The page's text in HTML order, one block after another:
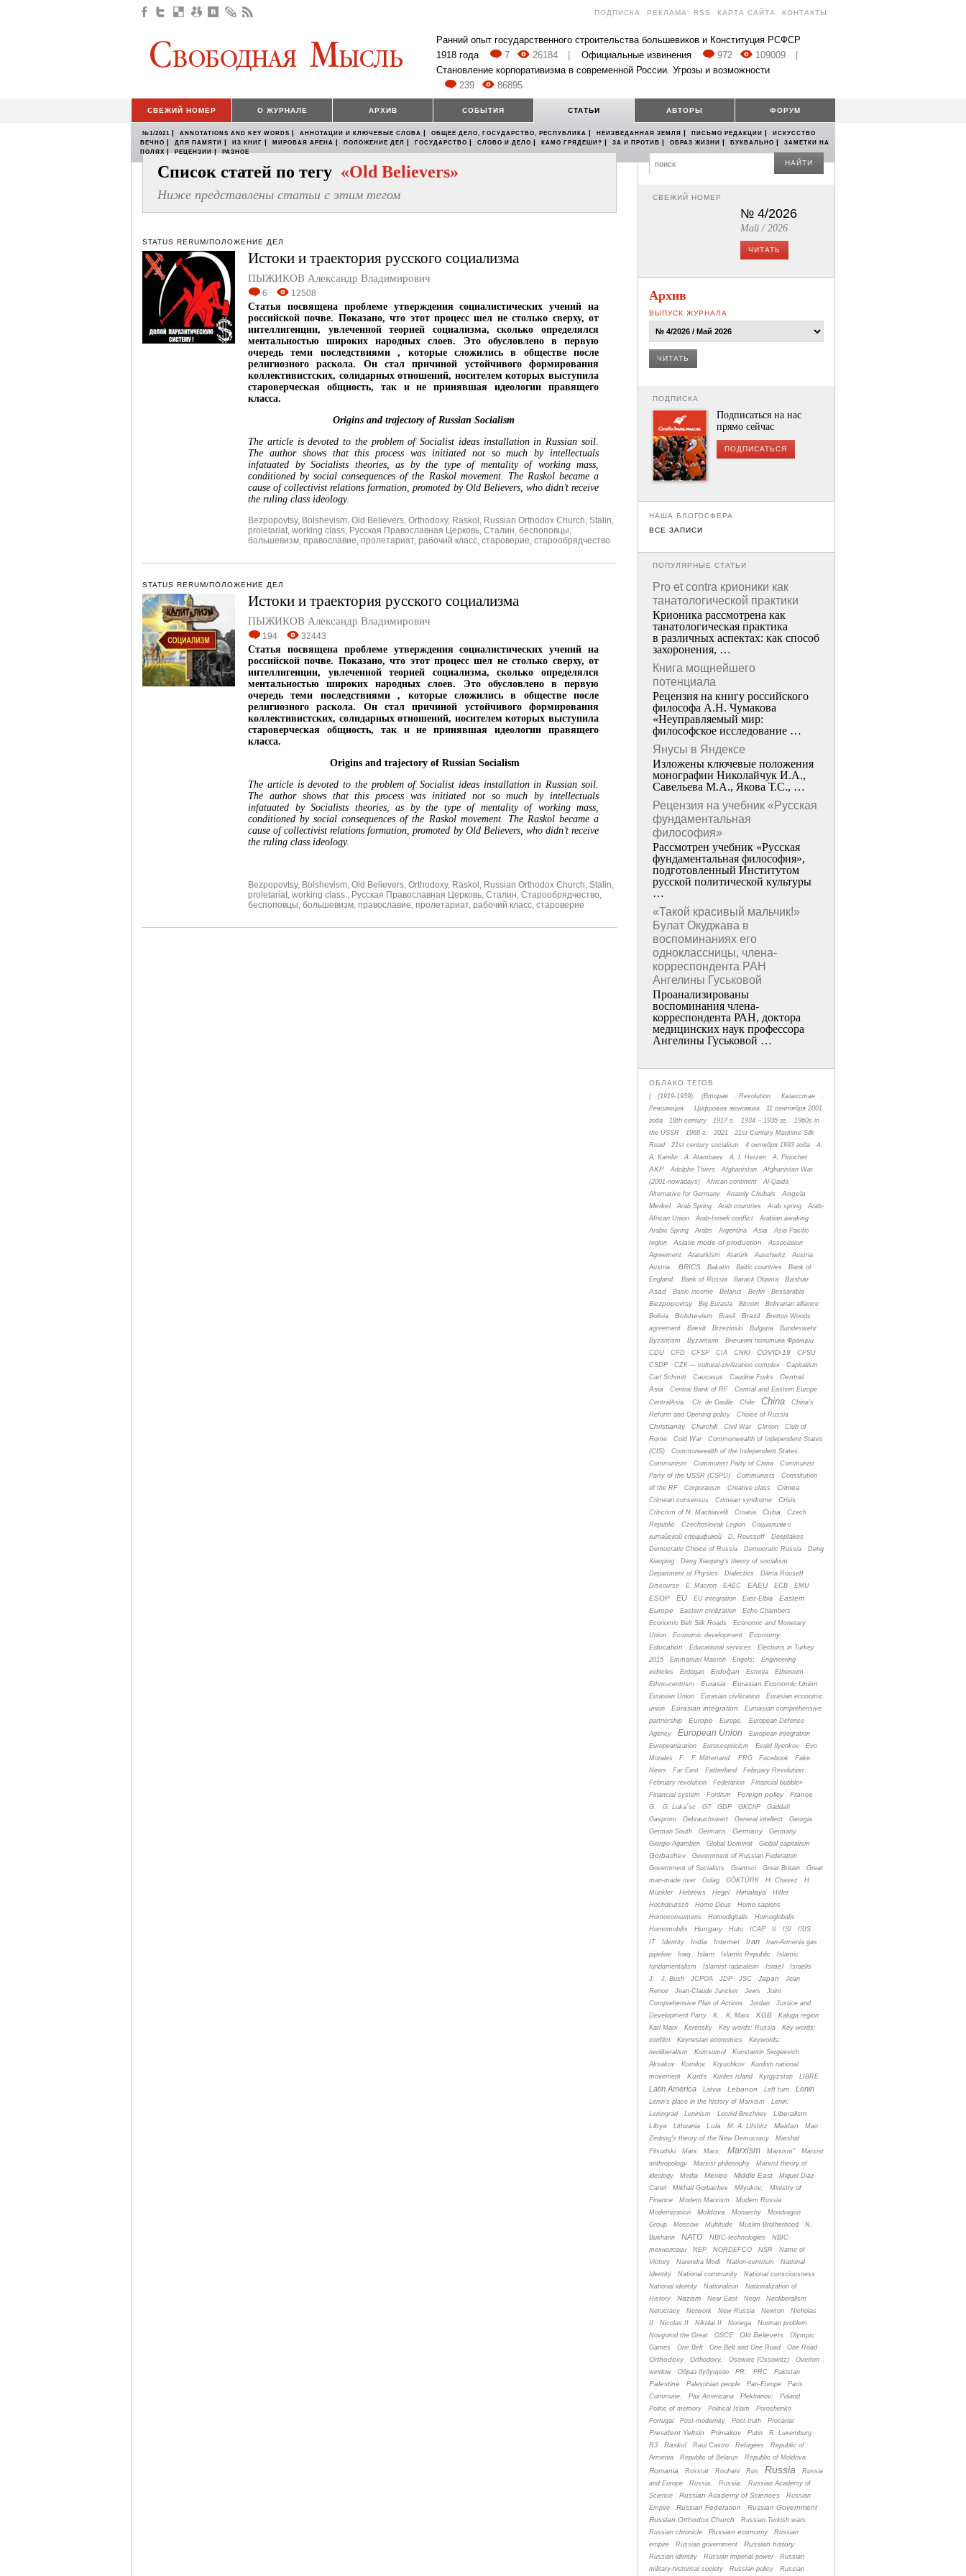
ПОДПИСКА РЕКЛАМА RSS КАРТА САЙТА КОНТАКТЫ
Ранний опыт государственного строительства большевиков и Конституция РСФСР
1918 года
7 26184 Официальные извинения 972 109009
Становление корпоративизма в современной России. Угрозы и возможности
239
86895
СВЕЖИЙ НОМЕР О ЖУРНАЛЕ АРХИВ СОБЫТИЯ СТАТЬИ АВТОРЫ ФОРУМ
№1/2021 | ANNOTATIONS AND KEY WORDS | АННОТАЦИИ И КЛЮЧЕВЫЕ СЛОВА | ОБЩЕЕ ДЕЛО, ГОСУДАРСТВО, РЕСПУБЛИКА | НЕИЗВЕДАННАЯ ЗЕМЛЯ | ПИСЬМО РЕДАКЦИИ |
ИСКУССТВО
ВЕЧНО | ДЛЯ ПАМЯТИ | ИЗ КНИГ | МИРОВАЯ АРЕНА | ПОЛОЖЕНИЕ ДЕЛ | ГОСУДАРСТВО | СЛОВО И ДЕЛО | КАМО ГРЯДЕШИ? | ЗА И ПРОТИВ | ОБРАЗ ЖИЗНИ | БУКВАЛЬНО |
ЗАМЕТКИ НА
ПОЛЯХ | РЕЦЕНЗИИ | РАЗНОЕ
Список статей по тегу «Old Believers»
Ниже представлены статьи с этим тегом
STATUS RERUM/ПОЛОЖЕНИЕ ДЕЛ
Истоки и траектория русского социализма
ПЫЖИКОВ Александр Владимирович
6 12508
Статья посвящена проблеме утверждения социалистических учений на
российской почве. Показано, что этот процесс шел не столько сверху, от
интеллигенции, увлеченной теорией социализма, сколько определялся
ментальностью широких народных слоев. Это обусловлено в первую
очередь теми последствиями , которые сложились в обществе после
религиозного раскола. Он стал причиной устойчивого формирования
коллективистских, солидарных отношений, носителем которых выступила
староверческая общность, так и не принявшая идеологии правящего
класса.
Origins and trajectory of Russian Socialism
The article is devoted to the problem of Socialist ideas installation in Russian soil.
The author shows that this process was initiated not so much by intellectuals
infatuated by Socialists theories, as by the type of mentality of working mass,
conditioned by social consequences of the Raskol movement. The Raskol became a
cause of collectivist relations formation, promoted by Old Believers, who didn’t receive
the ruling class ideology.
Bezpopovtsy, Bolshevism, Old Believers, Orthodoxy, Raskol , Russian Orthodox Church, Stalin,
proletariat, working class, Русская Православная Церковь, Сталин, беспоповцы,
большевизм, православие, пролетариат, рабочий класс, староверие, старообрядчество
STATUS RERUM/ПОЛОЖЕНИЕ ДЕЛ
Истоки и траектория русского социализма
ПЫЖИКОВ Александр Владимирович
194 32443
Статья посвящена проблеме утверждения социалистических учений на
российской почве. Показано, что этот процесс шел не столько сверху, от
интеллигенции, увлеченной теорией социализма, сколько определялся
ментальностью широких народных слоев. Это обусловлено в первую
очередь теми последствиями , которые сложились в обществе после
религиозного раскола. Он стал причиной устойчивого формирования
коллективистских, солидарных отношений, носителем которых выступила
староверческая общность, так и не принявшая идеологии правящего
класса.
Origins and trajectory of Russian Socialism
The article is devoted to the problem of Socialist ideas installation in Russian soil.
The author shows that this process was initiated not so much by intellectuals
infatuated by Socialists theories, as by the type of mentality of working mass,
conditioned by social consequences of the Raskol movement. The Raskol became a
cause of collectivist relations formation, promoted by Old Believers, who didn’t receive
the ruling class ideology.
Bezpopovtsy, Bolshevism, Old Believers, Orthodoxy, Raskol , Russian Orthodox Church, Stalin,
proletariat, working class., Русская Православная Церковь, Сталин, Старообрядчество,
беспоповцы, большевизм, православие, пролетариат, рабочий класс, староверие
НАЙТИ
СВЕЖИЙ НОМЕР
№ 4/2026
Май / 2026
ЧИТАТЬ
Архив
ВЫПУСК ЖУРНАЛА
ЧИТАТЬ
ПОДПИСКА
Подписаться на нас
прямо сейчас
ПОДПИСАТЬСЯ
НАША БЛОГОСФЕРА
ВСЕ ЗАПИСИ
ПОПУЛЯРНЫЕ СТАТЬИ
Pro et contra крионики как
танатологической практики
Крионика рассмотрена как
танатологическая практика
в различных аспектах: как способ
захоронения, …
Книга мощнейшего
потенциала
Рецензия на книгу российского
философа А.Н. Чумакова
«Неуправляемый мир:
философское исследование …
Янусы в Яндексе
Изложены ключевые положения
монографии Николайчук И.А.,
Савельева М.А., Якова Т.С., …
Рецензия на учебник «Русская
фундаментальная
философия»
Рассмотрен учебник «Русская
фундаментальная философия»,
подготовленный Институтом
русской политической культуры
…
«Такой красивый мальчик!»
Булат Окуджава в
воспоминаниях его
одноклассницы, члена-
корреспондента РАН
Ангелины Гуськовой
Проанализированы
воспоминания члена­
корреспондента РАН, доктора
медицинских наук профессора
Ангелины Гуськовой …
ОБЛАКО ТЕГОВ
( (1919-1939); (Вторая . Revolution . Казахстан
.
Революция
. Цифровая экономика
11 сентября 2001
года
18th century 1917 г. 1934 – 1935 гг.
1960s in
the USSR
1968 г. 2021
21st Century Maritime Silk
Road
21st century socialism 4 октября 1993 года
A.
A. Karelin
A. Atambaev A. I. Herzen A. Pinochet
AKP Adolphe Thiers Afghanistan
Afghanistan War
(2001-nowadays)
African continent
Al-Qaida
Alternative for Germany
Anatoly Chubais
Angela
Merkel
Arab Spring Arab countries Arab spring
Arab-
African Union
Arab-Israeli conflict
Arabian awaking
Arabic Spring
Arabs Argentina Asia
Asia Pacific
region
Asiatic mode of production
Association
Agreement
Ataturkism Atatürk Auschwitz
Austria
Austria.
BRICS Bakatin Baltic countries
Bank of
England.
Bank of Russia Barack Obama
Bashar
Asad
Basic income Belarus Berlin Bessarabia
Bezpopovtsy Big Eurasia Bitcoin
Bolivarian alliance
Bolivia
Bolshevism Brasil Brazil
Bretton Woods
agreement
Brexit Brzezinski Bulgaria
Bundeswehr
Byzantism
Byzantium
Bнешняя политика Франции
CDU
CFD CFSP CIA CNKI COVID-19
CPSU
CSDP
CZК — cultural-zivilization complex
Capitalism
Carl Schmitt
Caucasus Caudine Forks
Central
Asia
Central Bank of RF
Central and Eastern Europe
CentralAsia.
Ch. de Gaulle Chile China
China's
Reform and Opening policy
Choice of Russia
Christianity Churchill Civil War Clinton
Club of
Rome
Cold War
Commonwealth of Independent States
(CIS)
Commonwealth of the Independent States
Communism
Communist Party of China
Communist
Party of the USSR (CSPU)
Communists
Constitution
of the RF
Corporatism Creative class Crimea
Crimean consensus Crimean syndrome Crisis
Criticism of N. Machiavelli Croatia Cuba
Czech
Republic
Czechoslovak Legion
Cоциализм с
китайской спецификой
D. Rousseff
Deepfakes
Democratic Choice of Russia
Democratic Russia
Deng
Xiaoping
Deng Xiaoping's theory of socialism
Department of Physics
Dialectics
Dilma Rouseff
Discourse
E. Macron EAEC EAEU ECB EMU
ESOP EU EU integration East-Elbia
Eastern
Europe
Eastern civilization
Echo Chambers
Economic Belt Silk Roads
Economic and Monetary
Union
Economic development
Economy
Education
Educational services
Elections in Turkey
2015
Emmanuel Macron Engels;
Engineering
vehicles
Erdogan Erdoğan Estonia
Ethereum
Ethno-centrism
Eurasia Eurasian Economic Union
Eurasian Union Eurasian civilization
Eurasian economic
union
Eurasian integration
Euroasian comprehensive
partnership
Europe Europe.
European Defence
Agency
European Union
European integration
Europeanization
Euroscepticism Evald Ilyenkov
Evo
Morales
F. F. Mitterrand. FRG Facebook
Fake
News
Far East Fatherland
February Revolution
February revolution
Federation
Financial bubble»
Financial system
Fordism Foreign policy France
G. G. Luka´sc G7 GDP GKChP
Gaddafi
Gasprom
Gebrauchswert General intellect
Georgia
German South
Germans Germany
Germany.
Giorgio Agamben
Global Dominat Global capitalism
Gorbachev
Government of Russian Federation
Government of Socialists
Gramsci Great Britain
Great
man-made river
Gulag GÖKTÜRK H. Chavez
H.
Münkler
Hebrews Hegel Himalaya
Hitler
Hochdeutsch
Homo Deus
Homo sapiens
Homoconsumens
Homodigitalis
Homoglobalis
Homomobilis
Hungary Hutu ICAP II ISI
ISIS
IT
Identity India Internet Iran
Iran-Armenia gas
pipeline
Iraq Islam Islamic Republic
Islamic
fundamentalism
Islamist radicalism Israel
Israelis
J.
J. Bush JCPOA JDP JSC Japan
Jean
Renoir
Jean-Claude Juncker Jews
Joint
Comprehensive Plan of Actions
Jordan
Justice and
Development Party
K. K. Marx KGB
Kaluga region
Karl Marx
Kerensky Key words: Russia
Key words:
conflict
Keynesian economics
Keywords:
neoliberalism
Komsomol
Konstantin Sergeevich
Aksakov
Kornilov. Kryuchkov
Kurdish national
movement
Kurds Kuriles island Kyrgyzstan LIBRE
Latin America Latvia Lebanon Left turn Lenin
Lenin's place in the history of Marxism
Lenin;
Leningrad
Leninism Leonid Brezhnev
Liberalism
Libya
Lithuania Lula M. A. Lifshitz Maidan
Mao
Zedong's theory of the New Democracy
Marshal
Pilsudski
Marx Marx; Marxism Marxism”
Marxist
anthropology
Marxist philosophy
Marxist theory of
ideology
Media Mexico Middle East
Miguel Diaz-
Canel
Mikhail Gorbachev Milyukov;
Ministry of
Finance
Modern Marxism
Modern Russia
Modernization
Moldova Monarchy
Mondragon
Group
Moscow Multitude Muslim Brotherhood
N.
Bukharin
NATO NBIC-technologies
NBIC-
технологии
NEP NORDEFCO NSR
Name of
Victory
Narendra Modi Nation-centrism
National
Identity
National community
National consciousness
National identity
Nationalism
Nationalization of
History
Nazism Near East Negri
Neoliberalism
Netocracy
Network New Russia Newton
Nicholas
II
Nicolas II Nikolai II Noriega
Norman problem
Novgorod the Great
OSCE Old Believers
Olympic
Games
One Belt One Belt and One Road One Road
Orthodoxy Orthodoxy. Osowiec (Ossowitz)
Overton
window
Oбраз будущего PR; PRC Pakistan
Palestine Palestinian people Pan-Europe
Paris
Commune.
Pax Americana Plekhanov;
Poland
Politic of memory
Political Islam
Poroshenko
Portugal
Post-modernity Post-truth Precariat
President Yeltsin Primakov Putin
R. Luxemburg
R3
Raskol Raul Castro Refugees
Republic of
Armenia
Republic of Belarus Republic of Moldova
Romania Rosstat Rouhani Rus Russia
Russia
and Europe
Russia. Russia;
Russian Academy of
Science
Russian Academy of Sciences
Russian
Empire
Russian Federation
Russian Government
Russian Orthodox Church
Russian Turkish wars
Russian chronicle
Russian economy
Russian
empire
Russian government Russian history
Russian identity Russian imperial power
Russian
military-historical society
Russian policy Russian